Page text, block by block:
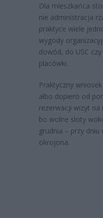
Dla mieszkańca
nie administracja
praktyce wiele
wygody
dowód, do USC
placówki.
Praktyczny
albo dopiero od
rezerwacji wizyt na
bo wolne sloty
grudnia – przy
okrojona.